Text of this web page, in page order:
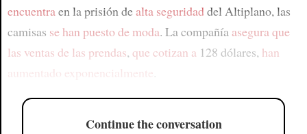
encuentraen la prisión dealta seguridaddel Altiplano, las
camisas se han puesto de moda. La compañía asegura que
las ventas de las prendas, que cotizan a 128 dólares, han
aumentado exponencialmente
Continue the conversation